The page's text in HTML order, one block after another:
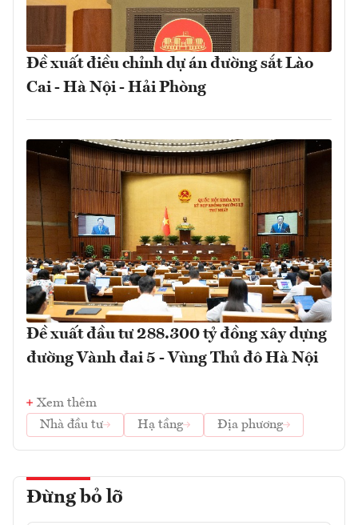
Đề xuất điều chỉnh dự án đường sắt Lào
Cai - Hà Nội - Hải Phòng
Đề xuất đầu tư 288.300 tỷ đồng xây dựng
đường Vành đai 5 - Vùng Thủ đô Hà Nội
Xem thêm
Nhà đầu tư
Hạ tầng Địa phương
Đừng bỏ lỡ